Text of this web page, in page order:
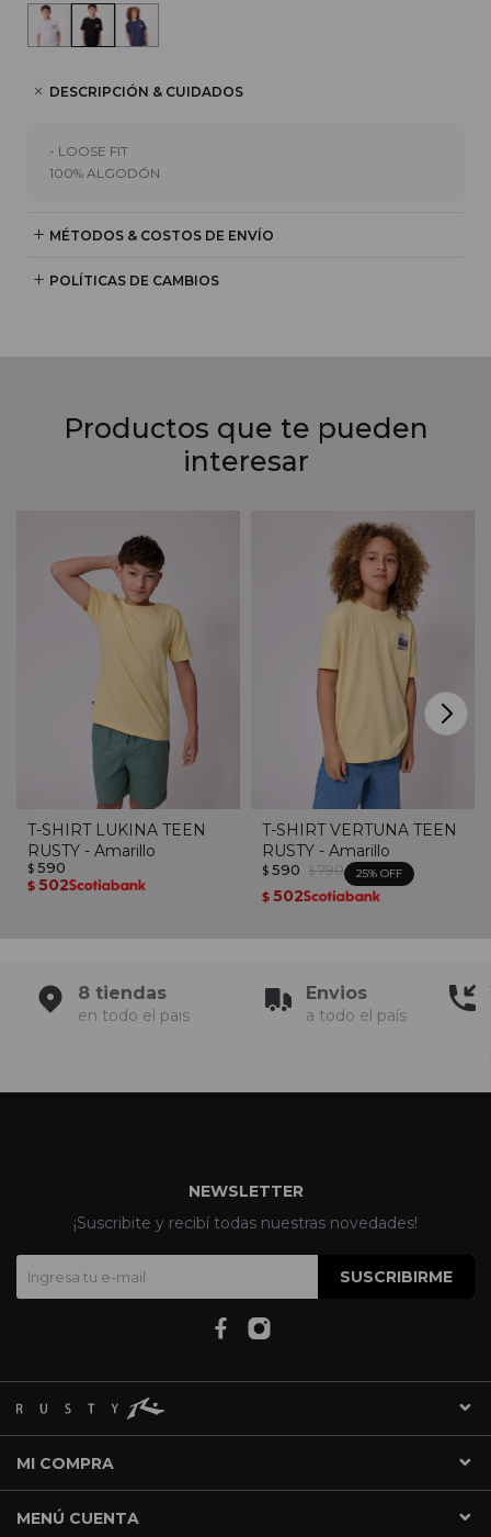
DESCRIPCIÓN & CUIDADOS
- LOOSE FIT
100% ALGODÓN
MÉTODOS & COSTOS DE ENVÍO
POLÍTICAS DE CAMBIOS
Productos que te pueden
interesar
T-SHIRT LUKINA TEEN
RUSTY - Amarillo
$ 590
$ 502
T-SHIRT VERTUNA TEEN
RUSTY - Amarillo
$ 590 $ 790 25
$ 502
8 tiendas
en todo el pais
Envios
a todo el país
MI COMPRA
MENÚ CUENTA
NEWSLETTER
¡Suscribite y recibí todas nuestras novedades!
SUSCRIBIRME